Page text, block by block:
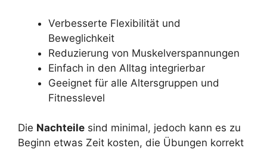
Verbesserte Flexibilität und
Beweglichkeit
Reduzierung von Muskelverspannungen
Einfach in den Alltag integrierbar
Geeignet für alle Altersgruppen und
Fitnesslevel
Die Nachteile sind minimal, jedoch kann es zu
Beginn etwas Zeit kosten, die Übungen korrekt